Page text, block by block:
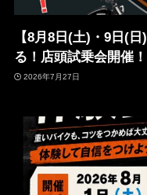
【8月8日(土)・9日(
る！店頭試乗会開催！
2026年7月27日